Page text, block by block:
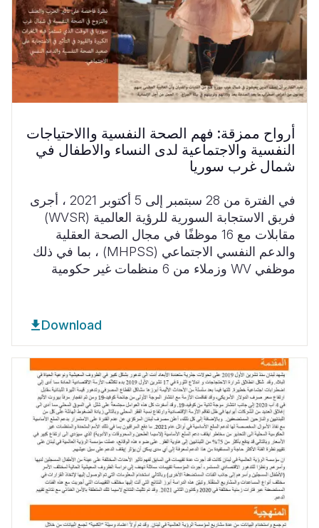
أرواح ممزقة: فهم الصحة النفسية واالاحتياجات
النفسية والاجتماعية لدى النساء والاطفال في
شمال غرب سوريا
في الفترة من 28 سبتمبر إلى 5 أكتوبر 2021 ، أجرى
فريق الاستجابة السورية للرؤية العالمية (WVSR)
مقابلات مع 16 موظفًا في مجال الصحة العقلية
والدعم النفسي الاجتماعي (MHPSS) ، بما في ذلك
موظفي WV وزملاء من 6 منظمات غير حكومية
Download